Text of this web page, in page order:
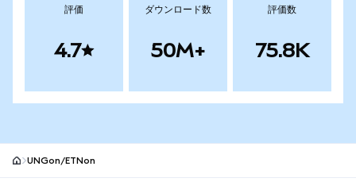
評価
4.7
ダウンロード数
50M+
評価数
75.8K
UNGon/ETNon